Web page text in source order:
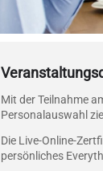
Mit der Teilnahme
Personalauswahl
Die Live-Online-
persönliches